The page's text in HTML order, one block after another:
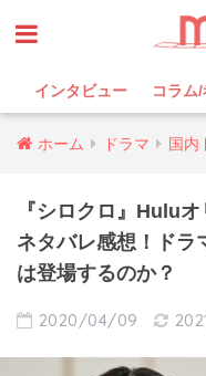
インタビュー コラム
ホーム ドラマ 国内
『シロクロ』Hulu
ネタバレ感想！ドラ
は登場するのか？
2020/04/09